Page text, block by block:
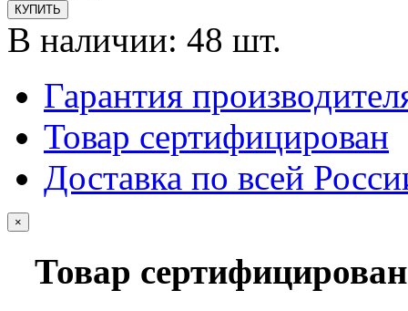
КУПИТЬ
В наличии: 48 шт.
Гарантия
Товар сертифицирован
Доставка по всей
×
Товар сертифицирован